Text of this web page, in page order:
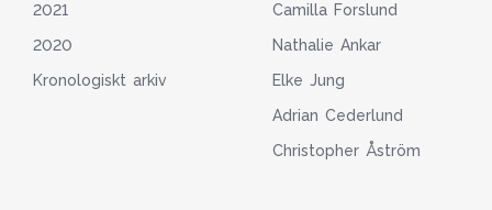
2021
2020
Kronologiskt arkiv
Camilla Forslund
Nathalie Ankar
Elke Jung
Adrian Cederlund
Christopher Åström